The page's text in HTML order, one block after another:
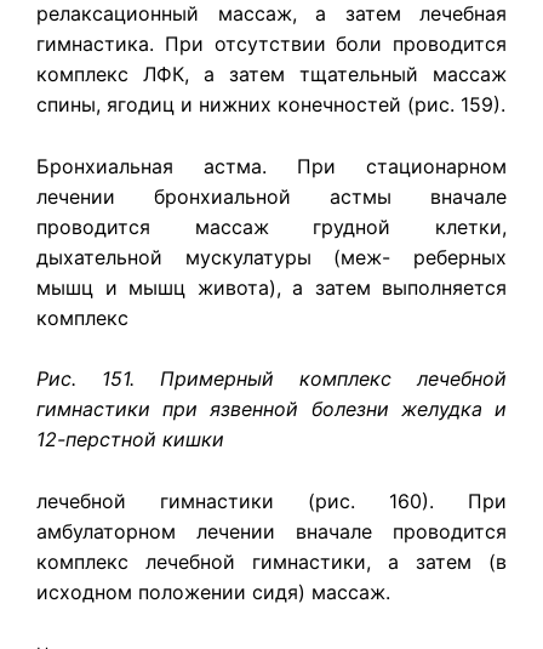
релаксационный массаж, а затем лечебная
гимнастика. При отсутствии боли проводится
комплекс ЛФК, а затем тщательный массаж
спины, ягодиц и нижних конечностей (рис. 159).
Бронхиальная астма. При стационарном
лечении бронхиальной астмы вначале
проводится массаж грудной клетки,
дыхательной мускулатуры (меж- реберных
мышц и мышц живота), а затем выполняется
комплекс
Рис. 151. Примерный комплекс лечебной
гимнастики при язвенной болезни желудка и
12-перстной кишки
лечебной гимнастики (рис. 160). При
амбулаторном лечении вначале проводится
комплекс лечебной гимнастики, а затем (в
исходном положении сидя) массаж.